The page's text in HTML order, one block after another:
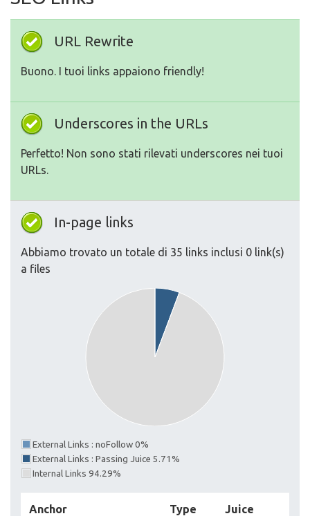
URL Rewrite
Buono. I tuoi links appaiono friendly!
Underscores in the URLs
Perfetto! Non sono stati rilevati underscores nei tuoi
URLs.
In-page links
Abbiamo trovato un totale di 35 links inclusi 0 link(s)
a files
External Links : noFollow 0%
External Links : Passing Juice 5.71%
Internal Links 94.29%
Anchor Type Juice